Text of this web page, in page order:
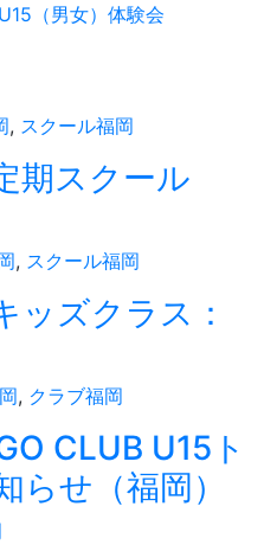
（男女）体験会
, スクール福岡
期スクール
, スクール福岡
ッズクラス：
, クラブ福岡
CLUB U15ト
らせ（福岡）